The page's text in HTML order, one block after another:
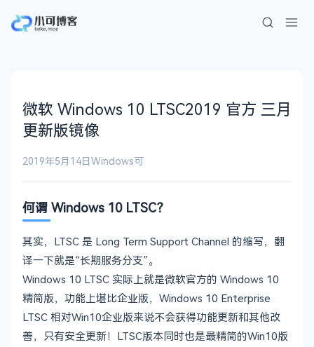
微软 Windows 10 LTSC2019 官方 三月
更新版镜像
2019年5月14日Windows可
何谓 Windows 10 LTSC？
其实，LTSC 是 Long Term Support Channel 的缩写，翻
译一下就是“长期服务分支”。
Windows 10 LTSC 实际上就是微软官方的 Windows 10
精简版，功能上堪比企业版，Windows 10 Enterprise
LTSC 相对Win10企业版来说不会获得功能更新和其他改
善，只有安全更新！LTSC版本同时也是最精简的Win10版